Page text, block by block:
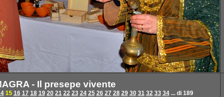
- Il presepe vivente
15 16 17 18 19 20 21 22 23 24 25 26 27 28 29 30 31 32 33 34... di 189